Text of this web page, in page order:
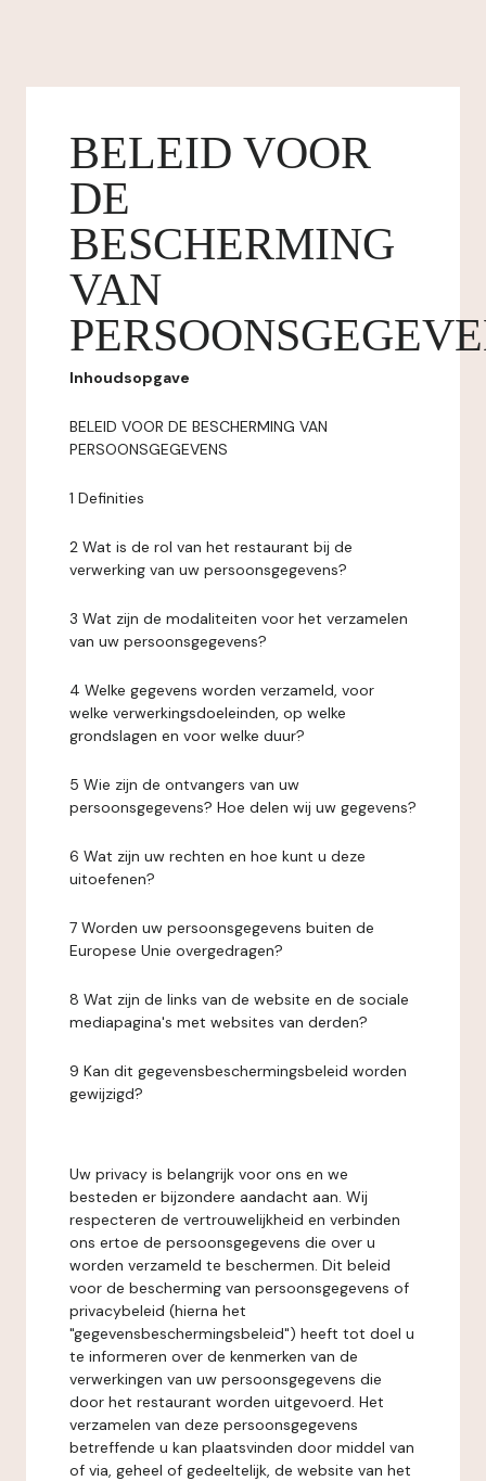
BELEID VOOR
DE
BESCHERMING
VAN
Inhoudsopgave
BELEID VOOR DE BESCHERMING VAN
PERSOONSGEGEVENS
1 Definities
2 Wat is de rol van het restaurant bij de
verwerking van uw persoonsgegevens?
3 Wat zijn de modaliteiten voor het verzamelen
van uw persoonsgegevens?
4 Welke gegevens worden verzameld, voor
welke verwerkingsdoeleinden, op welke
grondslagen en voor welke duur?
5 Wie zijn de ontvangers van uw
persoonsgegevens? Hoe delen wij uw gegevens?
6 Wat zijn uw rechten en hoe kunt u deze
uitoefenen?
7 Worden uw persoonsgegevens buiten de
Europese Unie overgedragen?
8 Wat zijn de links van de website en de sociale
mediapagina's met websites van derden?
9 Kan dit gegevensbeschermingsbeleid worden
gewijzigd?
Uw privacy is belangrijk voor ons en we
besteden er bijzondere aandacht aan. Wij
respecteren de vertrouwelijkheid en verbinden
ons ertoe de persoonsgegevens die over u
worden verzameld te beschermen. Dit beleid
voor de bescherming van persoonsgegevens of
privacybeleid (hierna het
"gegevensbeschermingsbeleid") heeft tot doel u
te informeren over de kenmerken van de
verwerkingen van uw persoonsgegevens die
door het restaurant worden uitgevoerd. Het
verzamelen van deze persoonsgegevens
betreffende u kan plaatsvinden door middel van
of via, geheel of gedeeltelijk, de website van het